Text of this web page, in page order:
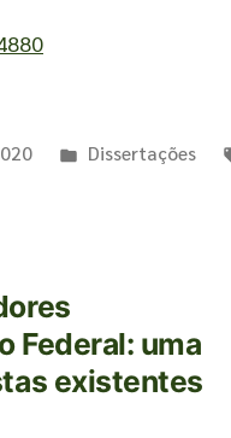
Dissertações
Federal: uma
existentes